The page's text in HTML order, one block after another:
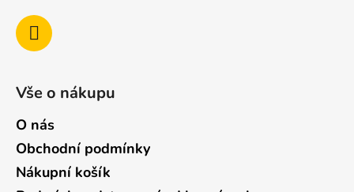
Vše o nákupu
O nás
Obchodní podmínky
Nákupní košík